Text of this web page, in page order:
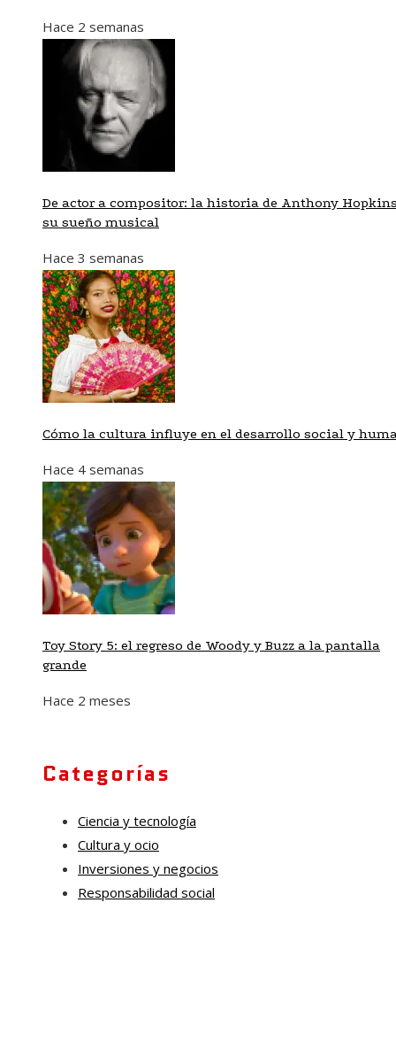
Hace 2 semanas
De actor a compositor: la historia de Anthony
su sueño musical
Hace 3 semanas
Cómo la cultura influye en el desarrollo social y
Hace 4 semanas
Toy Story 5: el regreso de Woody y Buzz a la pantalla
grande
Hace 2 meses
Categorías
Ciencia y tecnología
Cultura y ocio
Inversiones y negocios
Responsabilidad social